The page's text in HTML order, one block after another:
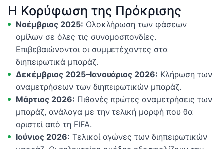
Η Κορύφωση της Πρόκρισης
Νοέμβριος 2025: Ολοκλήρωση των φάσεων
ομίλων σε όλες τις συνομοσπονδίες.
Επιβεβαιώνονται οι συμμετέχοντες στα
διηπειρωτικά μπαράζ.
Δεκέμβριος 2025–Ιανουάριος 2026: Κλήρωση των
αναμετρήσεων των διηπειρωτικών μπαράζ.
Μάρτιος 2026: Πιθανές πρώτες αναμετρήσεις των
μπαράζ, ανάλογα με την τελική μορφή που θα
οριστεί από τη FIFA.
Ιούνιος 2026: Τελικοί αγώνες των διηπειρωτικών